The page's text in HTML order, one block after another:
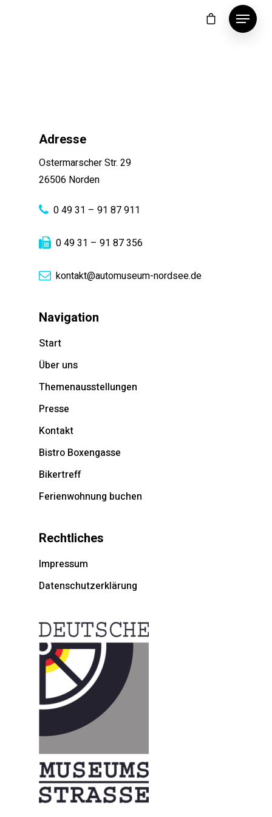
Adresse
Ostermarscher Str. 29
26506 Norden
0 49 31 – 91 87 911
0 49 31 – 91 87 356
kontakt@automuseum-nordsee.de
Navigation
Start
Über uns
Themenausstellungen
Presse
Kontakt
Bistro Boxengasse
Bikertreff
Ferienwohnung buchen
Rechtliches
Impressum
Datenschutzerklärung